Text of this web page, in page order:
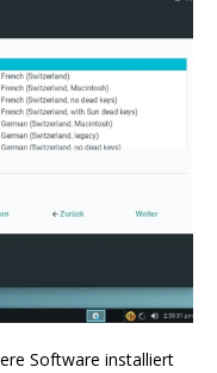
Software installiert